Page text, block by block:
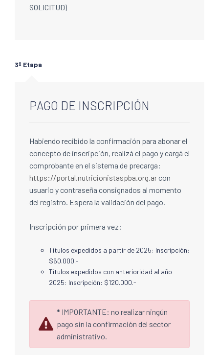
SOLICITUD)
3º Etapa
PAGO DE INSCRIPCIÓN
Habiendo recibido la confirmación para abonar el
concepto de inscripción, realizá el pago y cargá el
comprobante en el sistema de precarga:
https://portal.nutricionistaspba.org.arcon
usuario y contraseña consignados al momento
del registro. Espera la validación del pago.
Inscripción por primera vez:
Titulos expedidos a partir de 2025: Inscripción:
$60.000.-
Títulos expedidos con anterioridad al año
2025: Inscripción: $120.000.-
* IMPORTANTE: no realizar ningún
pago sin la confirmación del sector
administrativo.